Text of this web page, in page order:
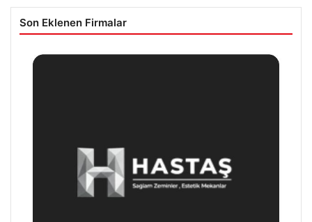
Son Eklenen Firmalar